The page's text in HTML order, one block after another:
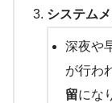
システム
深夜や
が行わ
留にな